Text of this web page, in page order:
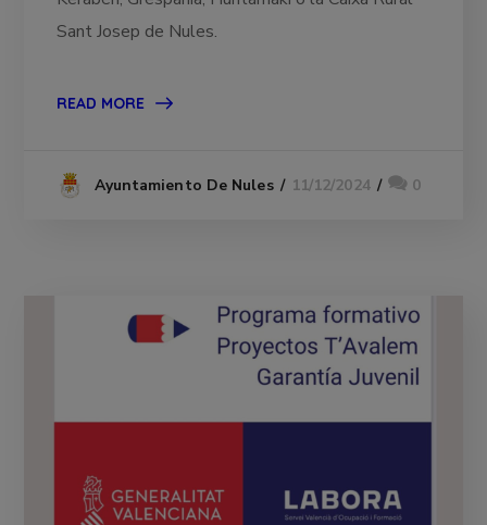
Sant Josep de Nules.
READ MORE
Ayuntamiento De Nules 11/12/2024 0